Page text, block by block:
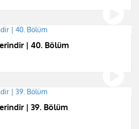
| 40. Bölüm
| 39. Bölüm